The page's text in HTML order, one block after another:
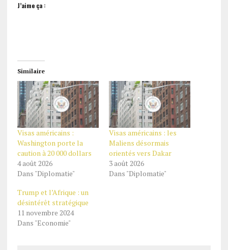
J’aime ça :
Similaire
Visas américains :
Washington porte la
caution à 20 000 dollars
4 août 2026
Dans "Diplomatie"
Visas américains : les
Maliens désormais
orientés vers Dakar
3 août 2026
Dans "Diplomatie"
Trump et l’Afrique : un
désintérêt stratégique
11 novembre 2024
Dans "Economie"